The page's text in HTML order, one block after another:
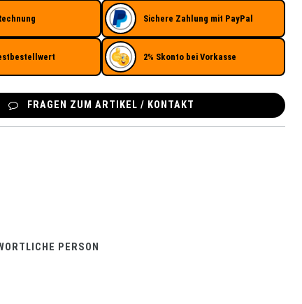
Sichere Zahlung mit PayPal
2% Skonto bei Vorkasse
FRAGEN ZUM ARTIKEL / KONTAKT
PERSON